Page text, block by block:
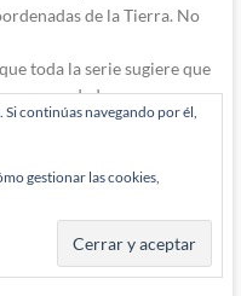
de la Tierra. No
toda la serie sugiere que
era verdad.
Si continúas navegando por él,
gestionar las cookies,